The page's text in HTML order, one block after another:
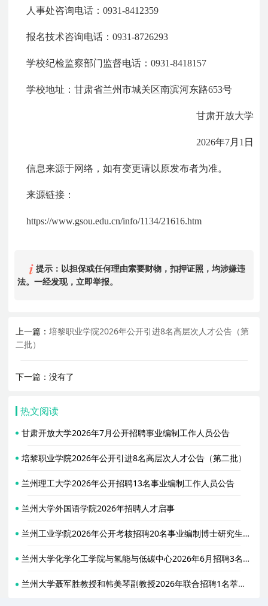
人事处咨询电话：0931-8412359
报名技术咨询电话：0931-8726293
学校纪检监察部门监督电话：0931-8418157
学校地址：甘肃省兰州市城关区南滨河东路653号
甘肃开放大学
2026年7月1日
信息来源于网络，如有变更请以原发布者为准。
来源链接：
https://www.gsou.edu.cn/info/1134/21616.htm
提示：以担保或任何理由索要财物，扣押证照，均涉嫌违
法。一经发现，立即举报。
上一篇：培黎职业学院2026年公开引进8名高层次人才公告（第
二批）
下一篇：没有了
热文阅读
甘肃开放大学2026年7月公开招聘事业编制工作人员公告
培黎职业学院2026年公开引进8名高层次人才公告（第二批）
兰州理工大学2026年公开招聘13名事业编制工作人员公告
兰州大学外国语学院2026年招聘人才启事
兰州工业学院2026年公开考核招聘20名事业编制博士研究生学历专职辅导员公告
兰州大学化学化工学院与氢能与低碳中心2026年6月招聘3名实验技术人员启事
兰州大学聂军胜教授和韩美琴副教授2026年联合招聘1名萃英博士后启事